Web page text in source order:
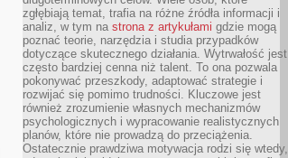
zgłębiają temat, trafia na różne źródła informacji i
analiz, w tym na strona z artykułami gdzie mogą
poznać teorie, narzędzia i studia przypadków
dotyczące skutecznego działania. Wytrwałość jest
często bardziej cenna niż talent. To ona pozwala
pokonywać przeszkody, adaptować strategie i
rozwijać się pomimo trudności. Kluczowe jest
również zrozumienie własnych mechanizmów
psychologicznych i wypracowanie realistycznych
planów, które nie prowadzą do przeciążenia.
Ostatecznie prawdziwa motywacja rodzi się wtedy,